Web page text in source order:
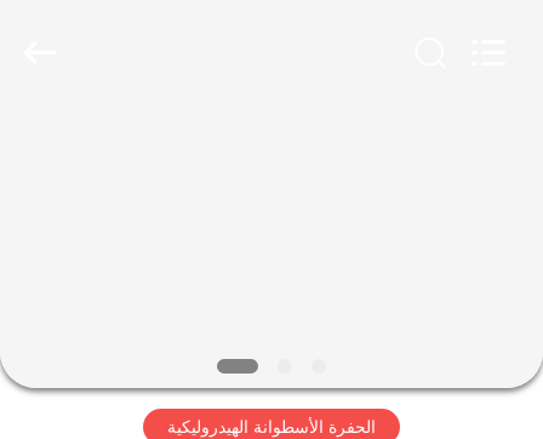
معلومات
الحفرة الأسطوانة الهيدروليكية